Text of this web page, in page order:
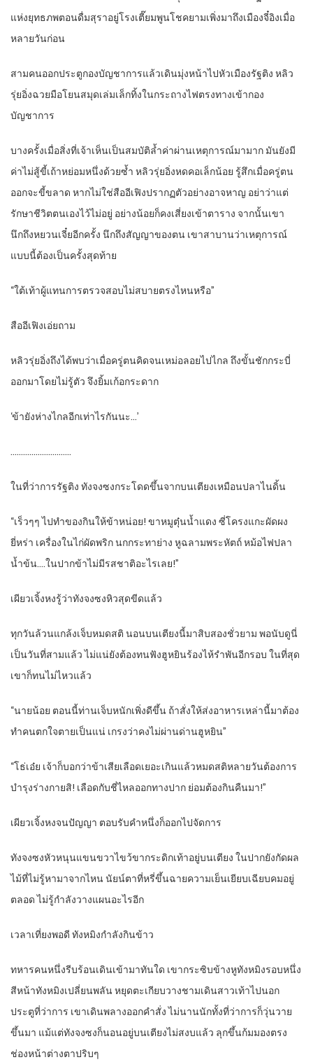
แห่งยุทธภพตอนดื่มสุราอยู่โรงเตี๊ยมพูนโชคยามเพิ่งมาถึงเมืองจี๋อิงเมื่อ
หลายวันก่อน
สามคนออกประตูกองบัญชาการแล้วเดินมุ่งหน้าไปหัวเมืองรัฐติง หลิว
รุ่ยอิ่งฉวยมือโยนสมุดเล่มเล็กทิ้งในกระถางไฟตรงทางเข้ากอง
บัญชาการ
บางครั้งเมื่อสิ่งที่เจ้าเห็นเป็นสมบัติล้ำค่าผ่านเหตุการณ์มามาก มันยังมี
ค่าไม่สู้ขี้เถ้าหย่อมหนึ่งด้วยซ้ำ หลิวรุ่ยอิ่งหดคอเล็กน้อย รู้สึกเมื่อครู่ตน
ออกจะขี้ขลาด หากไม่ใช่สืออีเฟิงปรากฏตัวอย่างอาจหาญ อย่าว่าแต่
รักษาชีวิตตนเองไว้ไม่อยู่ อย่างน้อยก็คงเสี่ยงเข้าตาราง จากนั้นเขา
นึกถึงหยวนเจี๋ยอีกครั้ง นึกถึงสัญญาของตน เขาสาบานว่าเหตุการณ์
แบบนี้ต้องเป็นครั้งสุดท้าย
“ใต้เท้าผู้แทนการตรวจสอบไม่สบายตรงไหนหรือ”
สืออีเฟิงเอ่ยถาม
หลิวรุ่ยอิ่งถึงได้พบว่าเมื่อครู่ตนคิดจนเหม่อลอยไปไกล ถึงขั้นชักกระบี่
ออกมาโดยไม่รู้ตัว จึงยิ้มเก้อกระดาก
‘ข้ายังห่างไกลอีกเท่าไรกันนะ…’
………………………..
ในที่ว่าการรัฐติง ทังจงซงกระโดดขึ้นจากบนเตียงเหมือนปลาไนดิ้น
“เร็วๆๆ ไปทำของกินให้ข้าหน่อย! ขาหมูตุ๋นน้ำแดง ซี่โครงแกะผัดผง
ยี่หร่า เครื่องในไก่ผัดพริก นกกระทาย่าง หูฉลามพระหัตถ์ หม้อไฟปลา
น้ำข้น….ในปากข้าไม่มีรสชาติอะไรเลย!”
เผียวเจิ้งหงรู้ว่าทังจงซงหิวสุดขีดแล้ว
ทุกวันล้วนแกล้งเจ็บหมดสติ นอนบนเตียงนี้มาสิบสองชั่วยาม พอนับดูนี่
เป็นวันที่สามแล้ว ไม่แน่ยังต้องทนฟังฮูหยินร้องไห้รำพันอีกรอบ ในที่สุด
เขาก็ทนไม่ไหวแล้ว
“นายน้อย ตอนนี้ท่านเจ็บหนักเพิ่งดีขึ้น ถ้าสั่งให้ส่งอาหารเหล่านี้มาต้อง
ทำคนตกใจตายเป็นแน่ เกรงว่าคงไม่ผ่านด่านฮูหยิน”
“โธ่เอ๋ย เจ้าก็บอกว่าข้าเสียเลือดเยอะเกินแล้วหมดสติหลายวันต้องการ
บำรุงร่างกายสิ! เลือดกับชี่ไหลออกทางปาก ย่อมต้องกินคืนมา!”
เผียวเจิ้งหงจนปัญญา ตอบรับคำหนึ่งก็ออกไปจัดการ
ทังจงซงหัวหนุนแขนขวาไขว้ขากระดิกเท้าอยู่บนเตียง ในปากยังกัดผล
ไม้ที่ไม่รู้หามาจากไหน นัยน์ตาที่หรี่ขึ้นฉายความเย็นเยียบเฉียบคมอยู่
ตลอด ไม่รู้กำลังวางแผนอะไรอีก
เวลาเที่ยงพอดี ทังหมิงกำลังกินข้าว
ทหารคนหนึ่งรีบร้อนเดินเข้ามาทันใด เขากระซิบข้างหูทังหมิงรอบหนึ่ง
สีหน้าทังหมิงเปลี่ยนพลัน หยุดตะเกียบวางชามเดินสาวเท้าไปนอก
ประตูที่ว่าการ เขาเดินพลางออกคำสั่ง ไม่นานนักทั้งที่ว่าการก็วุ่นวาย
ขึ้นมา แม้แต่ทังจงซงก็นอนอยู่บนเตียงไม่สงบแล้ว ลุกขึ้นก้มมองตรง
ช่องหน้าต่างตาปริบๆ